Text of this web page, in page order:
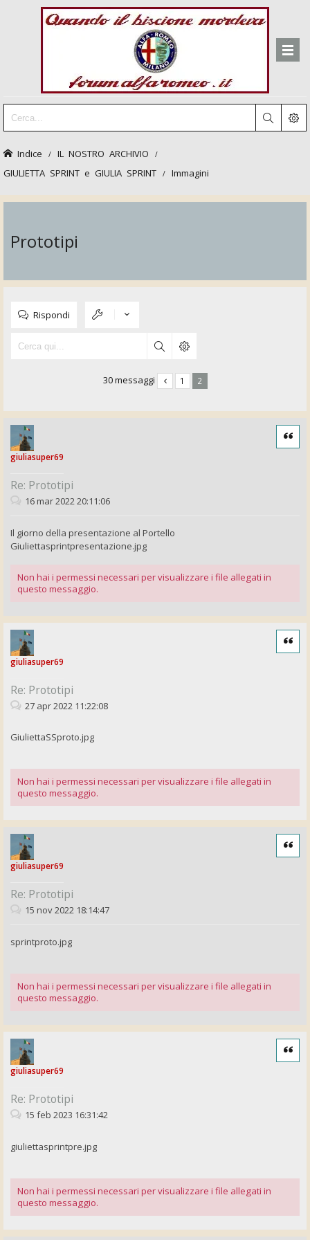
Indice IL NOSTRO ARCHIVIO
GIULIETTA SPRINT e GIULIA SPRINT Immagini
Prototipi
Rispondi
30 messaggi 1 2
giuliasuper69
Re: Prototipi
Cita
16 mar 2022 20:11:06
Il giorno della presentazione al Portello
Giuliettasprintpresentazione.jpg
Non hai i permessi necessari per visualizzare i file allegati in
questo messaggio.
giuliasuper69
Re: Prototipi
Cita
27 apr 2022 11:22:08
GiuliettaSSproto.jpg
Non hai i permessi necessari per visualizzare i file allegati in
questo messaggio.
giuliasuper69
Re: Prototipi
Cita
15 nov 2022 18:14:47
sprintproto.jpg
Non hai i permessi necessari per visualizzare i file allegati in
questo messaggio.
giuliasuper69
Re: Prototipi
Cita
15 feb 2023 16:31:42
giuliettasprintpre.jpg
Non hai i permessi necessari per visualizzare i file allegati in
questo messaggio.